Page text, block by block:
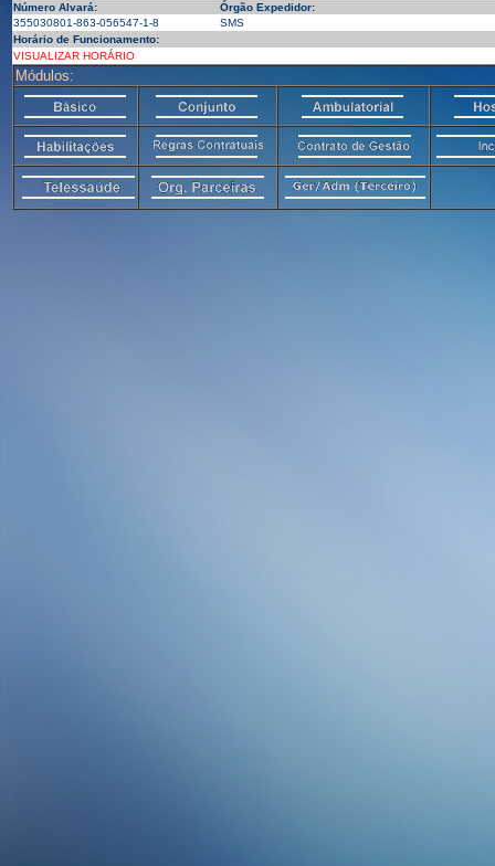
Número Alvará:
Órgão Expedidor:
355030801-863-056547-1-8
SMS
Horário de Funcionamento:
VISUALIZAR HORÁRIO
Módulos: